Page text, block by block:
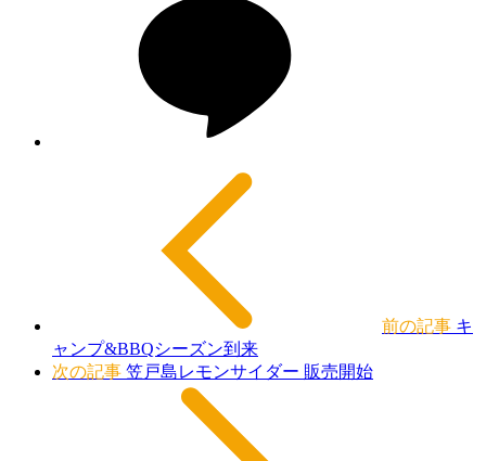
前の記事 キ
ャンプ&BBQシーズン到来
次の記事 笠戸島レモンサイダー 販売開始